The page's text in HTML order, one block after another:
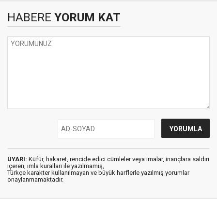
HABERE YORUM KAT
UYARI: Küfür, hakaret, rencide edici cümleler veya imalar, inançlara saldırı
içeren, imla kuralları ile yazılmamış,
Türkçe karakter kullanılmayan ve büyük harflerle yazılmış yorumlar
onaylanmamaktadır.